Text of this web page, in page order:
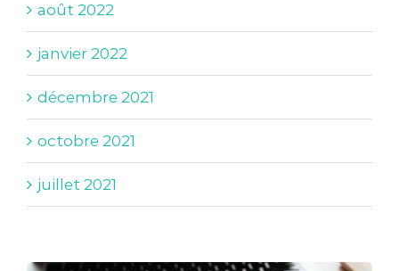
août 2022
janvier 2022
décembre 2021
octobre 2021
juillet 2021